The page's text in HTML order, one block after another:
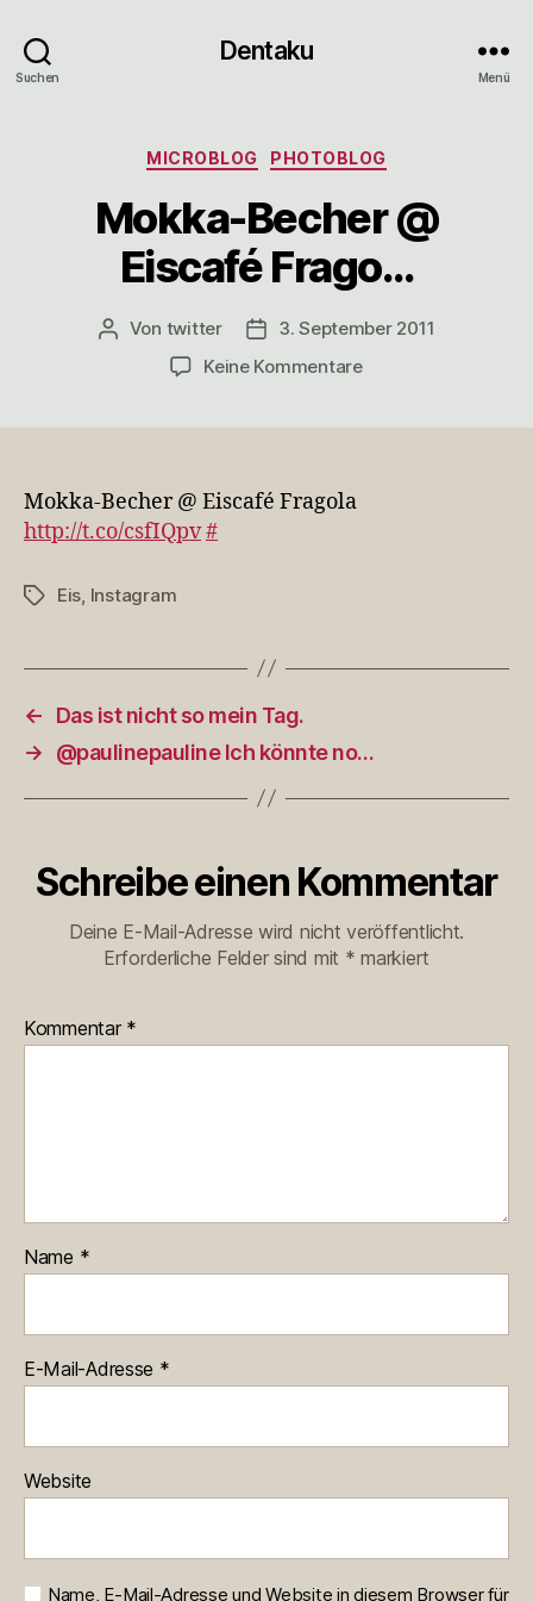
Suchen
Dentaku
Menü
Kategorien
MICROBLOG PHOTOBLOG
Mokka-Becher @
Eiscafé Frago…
Beitragsautor
Von twitter Veröffentlichungsdatum
3. September 2011
Keine Kommentarezu
Mokka-Becher @ Eiscafé Fragola
http://t.co/csfIQpv#
Schlagwörter
Eis Instagram
←
Das ist nicht so mein Tag.
→
@paulinepauline Ich könnte no…
Schreibe einen Kommentar
Deine E-Mail-Adresse wird nicht veröffentlicht.
Erforderliche Felder sind mit * markiert
Kommentar *
Name *
E-Mail-Adresse *
Website
Name, E-Mail-Adresse und Website in diesem Browser für